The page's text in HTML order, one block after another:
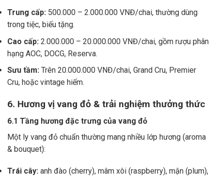
Trung cấp: 500.000 – 2.000.000 VNĐ/chai, thường dùng
trong tiệc, biếu tặng.
Cao cấp: 2.000.000 – 20.000.000 VNĐ/chai, gồm rượu phân
hạng AOC, DOCG, Reserva.
Sưu tầm: Trên 20.000.000 VNĐ/chai, Grand Cru, Premier
Cru, hoặc vintage hiếm.
6. Hương vị vang đỏ & trải nghiệm thưởng thức
6.1 Tầng hương đặc trưng của vang đỏ
Một ly vang đỏ chuẩn thường mang nhiều lớp hương (aroma
& bouquet):
Trái cây: anh đào (cherry), mâm xôi (raspberry), mận (plum),